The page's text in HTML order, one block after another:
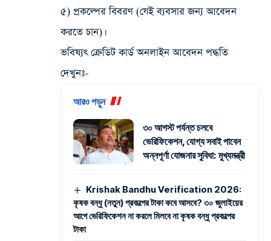
৫) প্রকল্পের বিবরণ (যেই ব্যবসার জন্য আবেদন
করতে চান)।
ভবিষ্যৎ ক্রেডিট কার্ড অনলাইন আবেদন পদ্ধতি
দেখুনঃ-
আরও পড়ুন
৩০ আগস্ট পর্যন্ত চলবে
ভেরিফিকেশন, যোগ্য সবাই পাবেন
অন্নপূর্ণা যোজনার সুবিধা: মুখ্যমন্ত্রী
Krishak Bandhu Verification 2026:
কৃষক বন্ধু (নতুন) প্রকল্পের টাকা কবে আসবে? ৩০ জুলাইয়ের
আগে ভেরিফিকেশন না করলে মিলবে না কৃষক বন্ধু প্রকল্পের
টাকা